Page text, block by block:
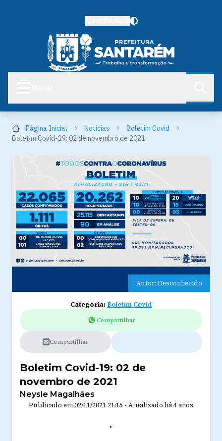
Página Inicial Notícias
Boletim Covid
Boletim Covid-19: 02 de novembro de 2021
Autor: Desconhecido
Categoria:Boletim Covid
Compartilhar
Compartilhar
Boletim Covid-19: 02 de
novembro de 2021
Neysle Magalhães
Publicado em02/11/2021 21:15 - Atualizado há 4 anos
.